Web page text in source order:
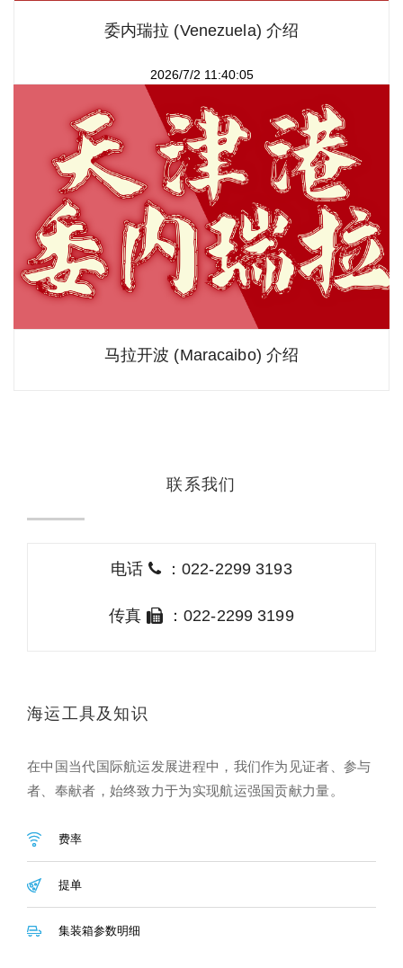
委内瑞拉 (Venezuela) 介绍
2026/7/2 11:40:05
马拉开波 (Maracaibo) 介绍
联系我们
电话 ：022-2299 3193
传真 ：022-2299 3199
海运工具及知识
在中国当代国际航运发展进程中，我们作为见证者、参与
者、奉献者，始终致力于为实现航运强国贡献力量。
费率
提单
集装箱参数明细